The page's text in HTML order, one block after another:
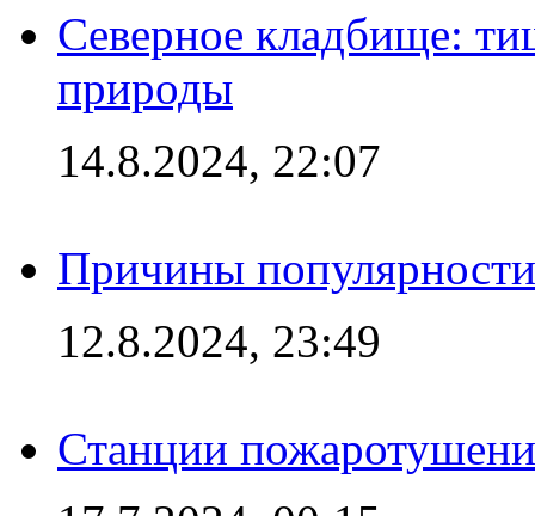
Северное кладбище:
природы
14.8.2024, 22:07
Причины
12.8.2024, 23:49
Станции